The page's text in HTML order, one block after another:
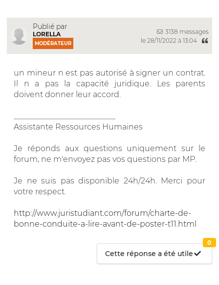
Publié par
LORELLA
MODÉRATEUR
3138 messages
le 28/11/2022 à 13:04
un mineur n est pas autorisé à signer un contrat.
Il n a pas la capacité juridique. Les parents
doivent donner leur accord.
Assistante Ressources Humaines
Je réponds aux questions uniquement sur le
forum, ne m'envoyez pas vos questions par MP.
Je ne suis pas disponible 24h/24h. Merci pour
votre respect.
http://www.juristudiant.com/forum/charte-de-
bonne-conduite-a-lire-avant-de-poster-t11.html
Cette réponse a été utile
0